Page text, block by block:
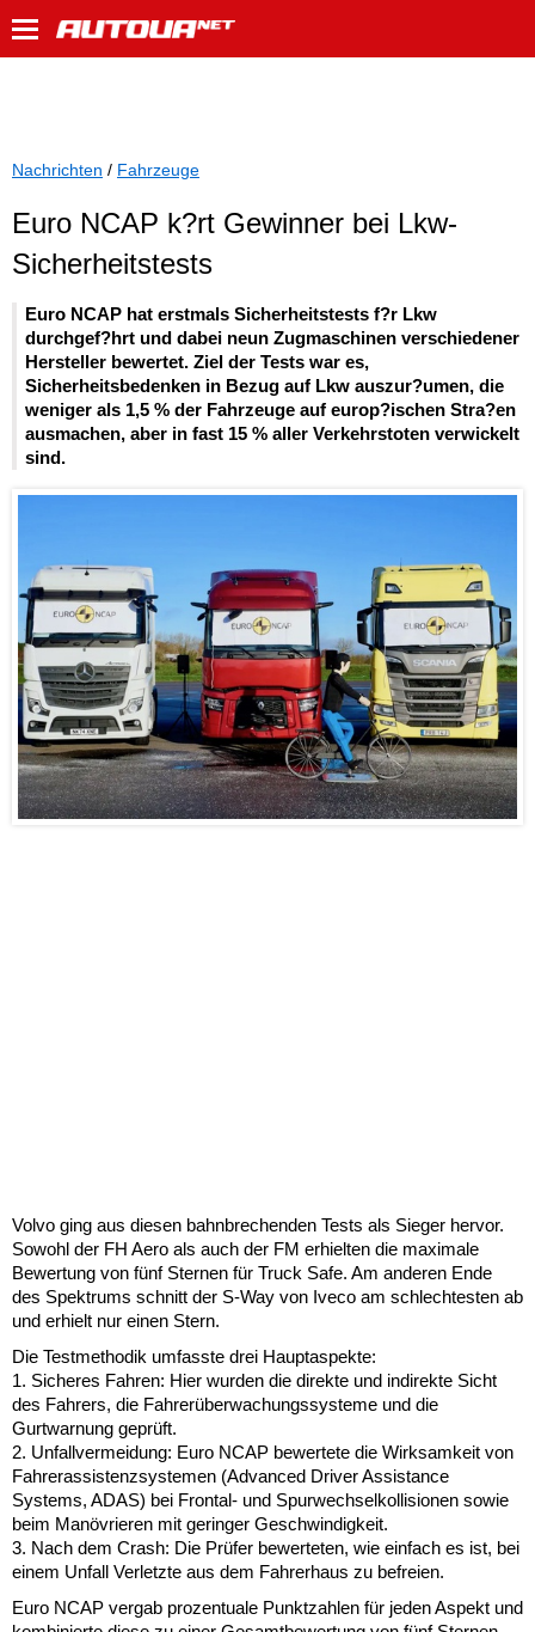
Nachrichten / Fahrzeuge
Euro NCAP k?rt Gewinner bei Lkw-
Sicherheitstests
Euro NCAP hat erstmals Sicherheitstests f?r Lkw
durchgef?hrt und dabei neun Zugmaschinen verschiedener
Hersteller bewertet. Ziel der Tests war es,
Sicherheitsbedenken in Bezug auf Lkw auszur?umen, die
weniger als 1,5 % der Fahrzeuge auf europ?ischen Stra?en
ausmachen, aber in fast 15 % aller Verkehrstoten verwickelt
sind.
Volvo ging aus diesen bahnbrechenden Tests als Sieger hervor.
Sowohl der FH Aero als auch der FM erhielten die maximale
Bewertung von fünf Sternen für Truck Safe. Am anderen Ende
des Spektrums schnitt der S-Way von Iveco am schlechtesten ab
und erhielt nur einen Stern.
Die Testmethodik umfasste drei Hauptaspekte:
1. Sicheres Fahren: Hier wurden die direkte und indirekte Sicht
des Fahrers, die Fahrerüberwachungssysteme und die
Gurtwarnung geprüft.
2. Unfallvermeidung: Euro NCAP bewertete die Wirksamkeit von
Fahrerassistenzsystemen (Advanced Driver Assistance
Systems, ADAS) bei Frontal- und Spurwechselkollisionen sowie
beim Manövrieren mit geringer Geschwindigkeit.
3. Nach dem Crash: Die Prüfer bewerteten, wie einfach es ist, bei
einem Unfall Verletzte aus dem Fahrerhaus zu befreien.
Euro NCAP vergab prozentuale Punktzahlen für jeden Aspekt und